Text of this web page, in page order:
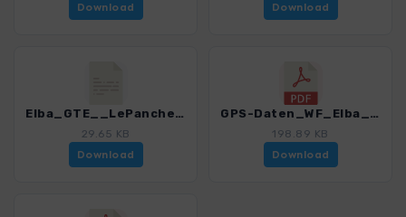
Download
Download
Elba_GTE__LePanche_CasaMarchetti_4482_5.gpx
29.65 KB
Download
GPS-Daten_WF_Elba_Haftungsausschluss, Nutzungsbedingungen_und_Hinweise_4482_5.pdf
198.89 KB
Download